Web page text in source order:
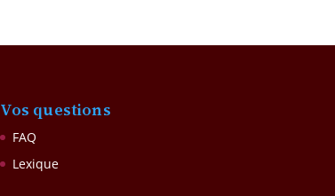
Vos questions
FAQ
Lexique